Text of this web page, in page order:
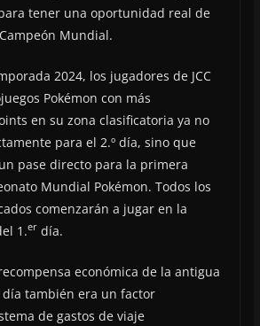
tener una oportunidad real de
Mundial.
2024, los jugadores de JCC
Pokémon con más
en su zona clasificatoria ya no
para el 2.º día, sino que
pase directo para la primera
Mundial Pokémon. Todos los
comenzarán a jugar en la
1.erdía.
económica de la antigua
día también era un factor
de gastos de viaje